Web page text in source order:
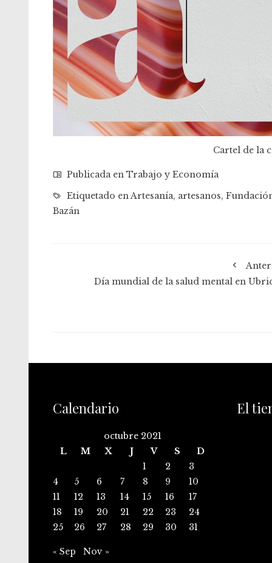
Cartel de la
Publicada en Trabajo y Economía
Etiquetado enArtesanía, artesanos,
Bazán
Día mundial de la salud mental en
Calendario
octubre 2021
L
M X J V S
D
1
2
3
4
5 6 7 8 9
10
11
12 13 14 15 16
17
18
19 20 21 22 23
24
25
26 27 28 29 30 31
« Sep Nov »
El